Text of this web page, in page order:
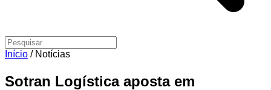
Início / Notícias
Sotran Logística aposta em